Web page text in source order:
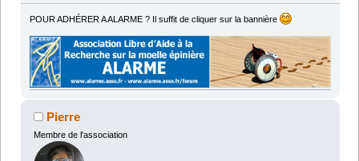
POUR ADHÉRER A ALARME ? Il suffit de cliquer sur la bannière
Pierre
Membre de l'association